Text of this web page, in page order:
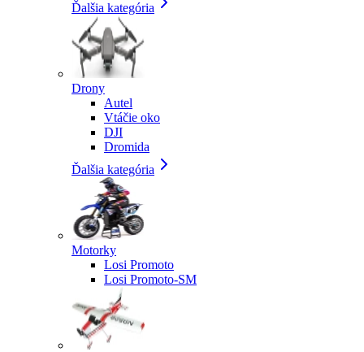
Ďalšia kategória
Drony
Autel
Vtáčie oko
DJI
Dromida
Ďalšia kategória
Motorky
Losi Promoto
Losi Promoto-SM